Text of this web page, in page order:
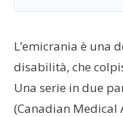
L’emicrania è una
disabilità, che
Una serie in due
(Canadian Medical